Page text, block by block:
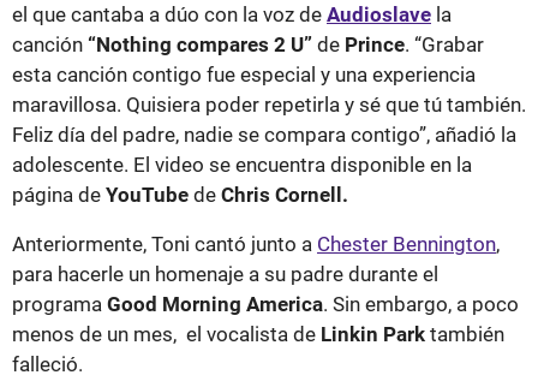
el que cantaba a dúo con la voz de Audioslave la
canción “Nothing compares 2 U” de Prince. “Grabar
esta canción contigo fue especial y una experiencia
maravillosa. Quisiera poder repetirla y sé que tú también.
Feliz día del padre, nadie se compara contigo”, añadió la
adolescente. El video se encuentra disponible en la
página de YouTube de Chris Cornell.
Anteriormente, Toni cantó junto a Chester Bennington,
para hacerle un homenaje a su padre durante el
programa Good Morning America. Sin embargo, a poco
menos de un mes, el vocalista de Linkin Park también
falleció.